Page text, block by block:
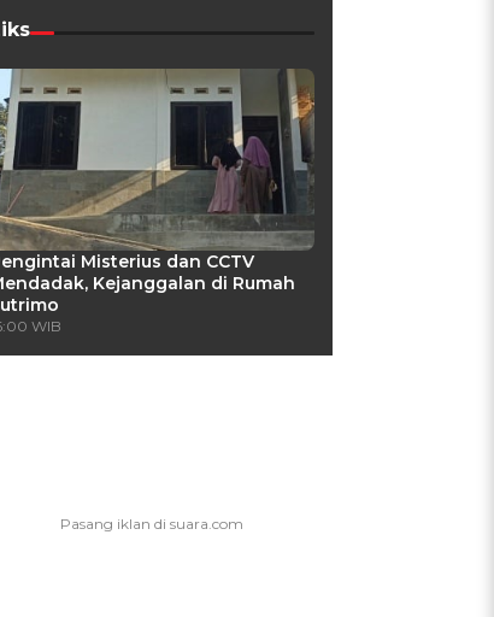
Misterius dan CCTV
Kejanggalan di Rumah
WIB